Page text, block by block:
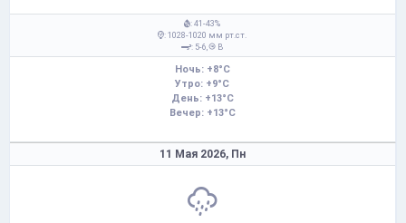
: 41-43%
: 1028-1020 мм рт.ст.
: 5-6,
В
Ночь: +8°C
Утро: +9°C
День: +13°C
Вечер: +13°C
11 Мая 2026, Пн